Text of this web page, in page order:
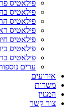
פילאטיס
פילאטיס
פילאטיס
פילאטיס
פילאטיס
פילאטיס
פילאטיס
ערים
אירועים
משרות
המגזין
צור קשר